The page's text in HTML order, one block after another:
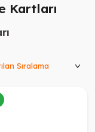
Kartları